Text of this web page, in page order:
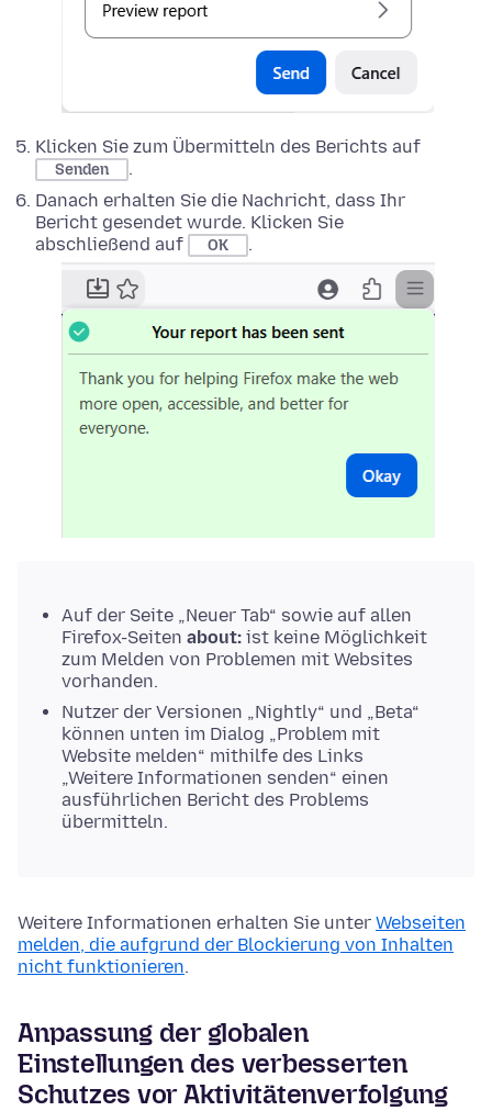
Klicken Sie zum Übermitteln des Berichts auf
Senden
.
Danach erhalten Sie die Nachricht, dass Ihr
Bericht gesendet wurde. Klicken Sie
abschließend auf
OK .
Auf der Seite „Neuer Tab“ sowie auf allen
Firefox-Seiten about: ist keine Möglichkeit
zum Melden von Problemen mit Websites
vorhanden.
Nutzer der Versionen „Nightly“ und „Beta“
können unten im Dialog „Problem mit
Website melden“ mithilfe des Links
„Weitere Informationen senden“ einen
ausführlichen Bericht des Problems
übermitteln.
Weitere Informationen erhalten Sie unter Webseiten
melden, die aufgrund der Blockierung von Inhalten
nicht funktionieren.
Anpassung der globalen
Einstellungen des verbesserten
Schutzes vor Aktivitätenverfolgung